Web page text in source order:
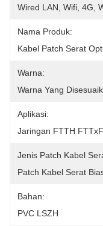
Wired LAN, Wifi, 4G,
Nama Produk:
Kabel Patch Serat
Warna:
Warna Yang
Aplikasi:
Jaringan FTTH
Jenis Patch Kabel
Patch Kabel Serat
Bahan:
PVC LSZH